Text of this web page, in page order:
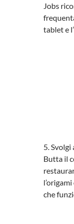
Jobs
tablet e
5.
Butta il
che